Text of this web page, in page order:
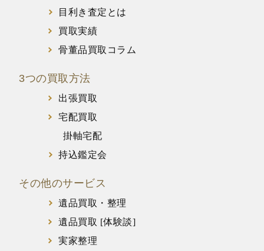
目利き査定とは
買取実績
骨董品買取コラム
3つの買取方法
出張買取
宅配買取
掛軸宅配
持込鑑定会
その他のサービス
遺品買取・整理
遺品買取 [体験談]
実家整理